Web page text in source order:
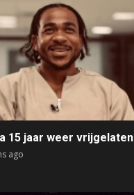
15 jaar weer vrijgelaten
ago